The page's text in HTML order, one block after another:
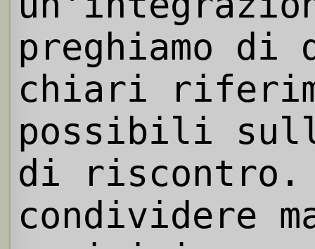
preghiamo
chiari
possibili
di riscontro.
condividere